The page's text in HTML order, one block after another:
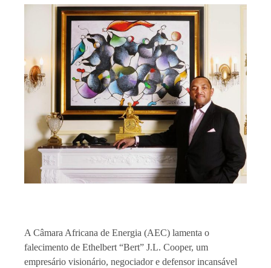
A Câmara Africana de Energia (AEC) lamenta o
falecimento de Ethelbert “Bert” J.L. Cooper, um
empresário visionário, negociador e defensor incansável